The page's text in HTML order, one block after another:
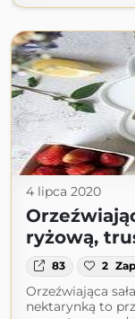
4 lipca 2020
ryżową,
83 2
Orzeźwiająca
nektarynką to